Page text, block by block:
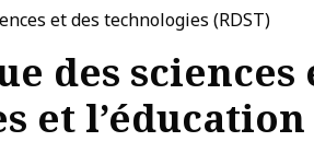
et des technologies (RDST)
des sciences
et l’éducation